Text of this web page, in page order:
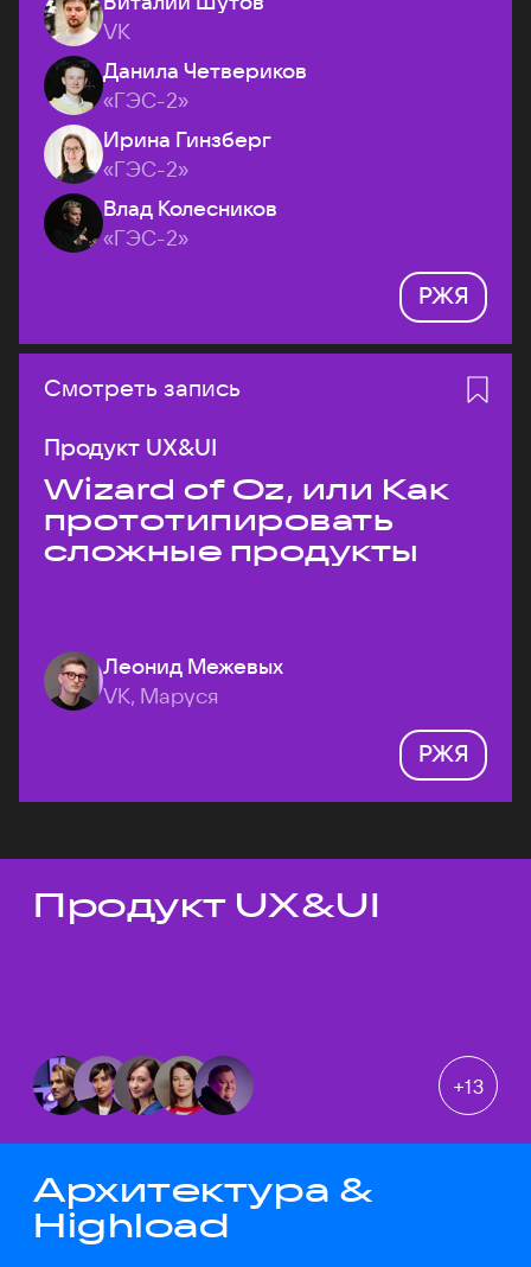
VK
Данила Четвериков
«ГЭС-2»
Ирина Гинзберг
«ГЭС-2»
Влад Колесников
«ГЭС-2»
РЖЯ
Смотреть запись
Продукт UX&UI
Wizard of Oz, или Как
прототипировать
сложные продукты
Леонид Межевых
VK, Маруся
РЖЯ
Темы докладов
Продукт UX&UI
+13
Архитектура &
Highload